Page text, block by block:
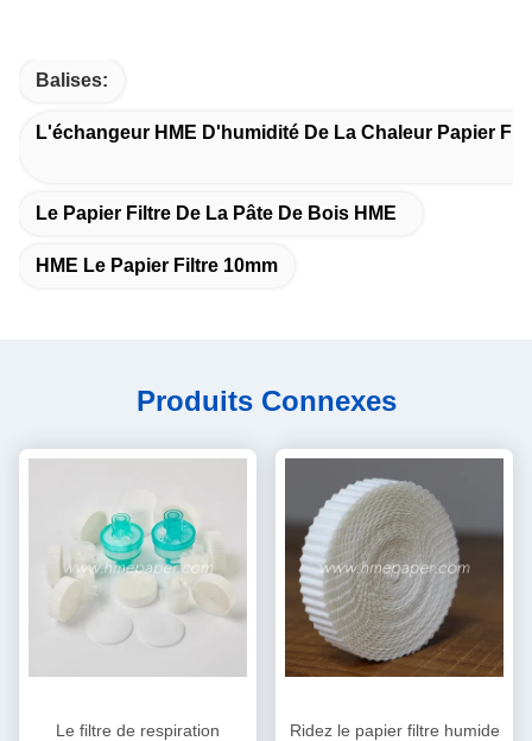
Balises:
L'échangeur HME D'humidité De La Chaleur Papier
Le Papier Filtre De La Pâte De Bois HME
HME Le Papier Filtre 10mm
Produits Connexes
Le filtre de respiration
Ridez le papier filtre humide